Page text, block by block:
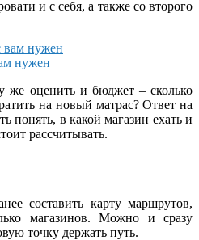
и с себя, а также со второго
нужен
же оценить и бюджет – сколько
на новый матрас? Ответ на
понять, в какой магазин ехать и
рассчитывать.
составить карту маршрутов,
магазинов. Можно и сразу
точку держать путь.